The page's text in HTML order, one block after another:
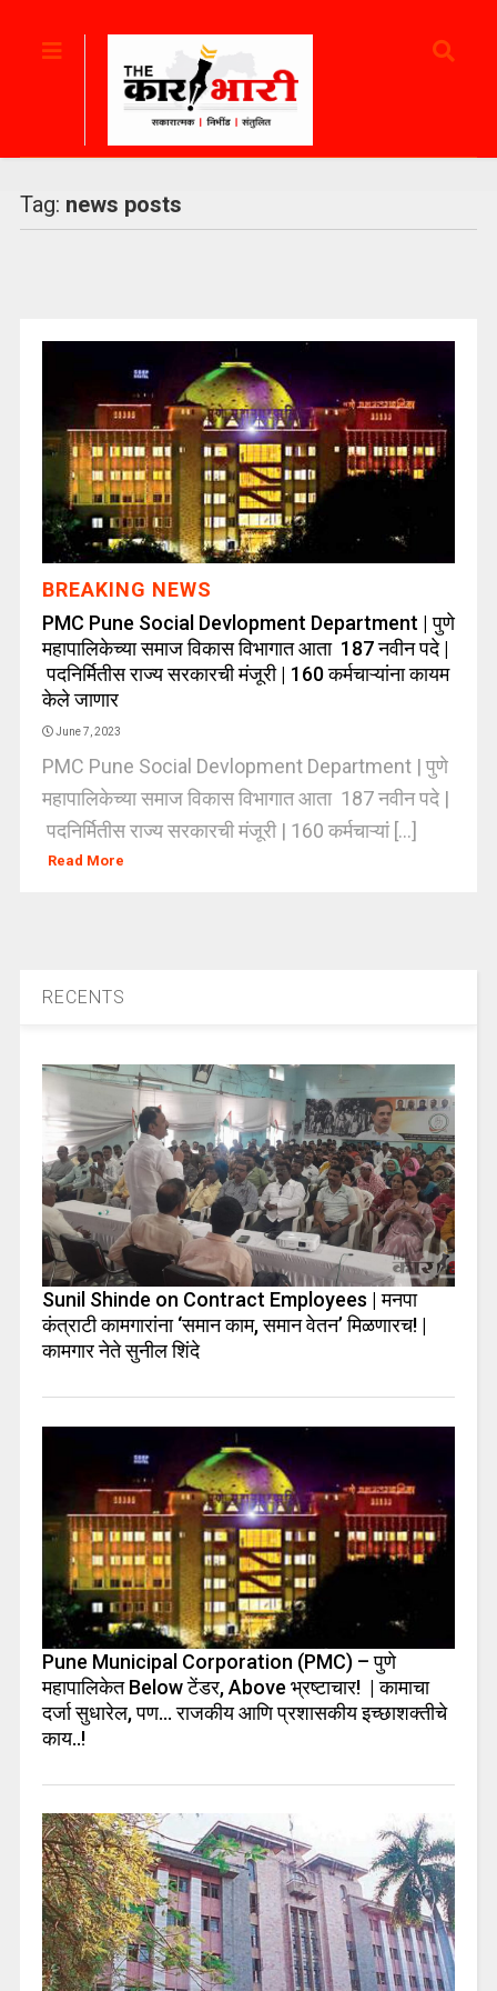
Tag: news posts
BREAKING NEWS
PMC Pune Social Devlopment Department | पुणे
महापालिकेच्या समाज विकास विभागात आता 187 नवीन पदे |
पदनिर्मितीस राज्य सरकारची मंजूरी | 160 कर्मचाऱ्यांना कायम
केले जाणार
June 7, 2023
PMC Pune Social Devlopment Department | पुणे
महापालिकेच्या समाज विकास विभागात आता 187 नवीन पदे |
पदनिर्मितीस राज्य सरकारची मंजूरी | 160 कर्मचाऱ्यां [...]
Read More
RECENTS
Sunil Shinde on Contract Employees | मनपा
कंत्राटी कामगारांना ‘समान काम, समान वेतन’ मिळणारच! |
कामगार नेते सुनील शिंदे
Pune Municipal Corporation (PMC) – पुणे
महापालिकेत Below टेंडर, Above भ्रष्टाचार! | कामाचा
दर्जा सुधारेल, पण… राजकीय आणि प्रशासकीय इच्छाशक्तीचे
काय..!